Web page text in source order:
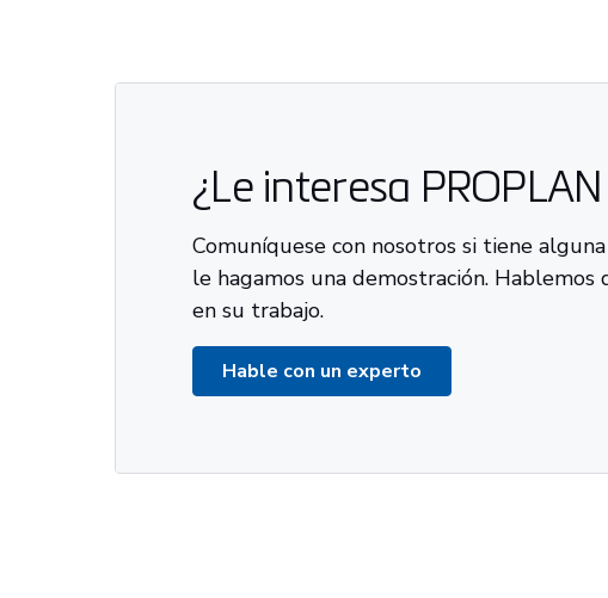
¿Le interesa
Comuníquese con nosotros si tiene
le hagamos una demostración.
en su trabajo.
Hable con un experto